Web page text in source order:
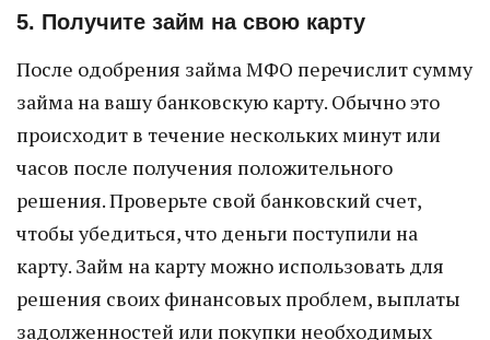
5. Получите займ на свою карту
После одобрения займа МФО перечислит сумму
займа на вашу банковскую карту. Обычно это
происходит в течение нескольких минут или
часов после получения положительного
решения. Проверьте свой банковский счет,
чтобы убедиться, что деньги поступили на
карту. Займ на карту можно использовать для
решения своих финансовых проблем, выплаты
задолженностей или покупки необходимых